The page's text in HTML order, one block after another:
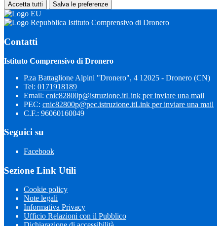
Accetta tutti Salva le preferenze
Istituto Comprensivo di Dronero
Contatti
Istituto Comprensivo di Dronero
P.za Battaglione Alpini "Dronero", 4 12025 - Dronero (CN)
Tel: 0171918189
Email: cnic82800p@istruzione.itLink per inviare una mail
PEC: cnic82800p@pec.istruzione.itLink per inviare una mail
C.F.: 96060160049
Seguici su
Facebook
Sezione Link Utili
Cookie policy
Note legali
Informativa Privacy
Ufficio Relazioni con il Pubblico